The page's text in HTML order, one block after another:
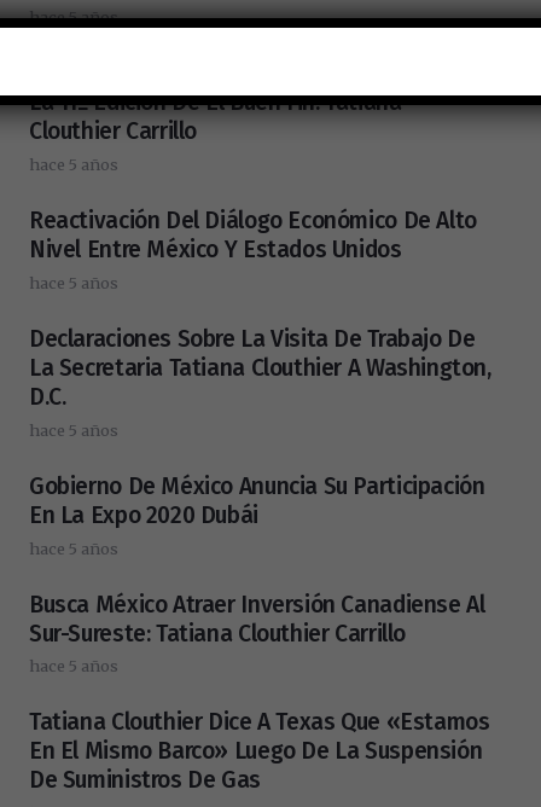
hace 5 años
La 11ª Edición De El Buen Fin: Tatiana
Clouthier Carrillo
hace 5 años
Reactivación Del Diálogo Económico De Alto
Nivel Entre México Y Estados Unidos
hace 5 años
Declaraciones Sobre La Visita De Trabajo De
La Secretaria Tatiana Clouthier A Washington,
D.C.
hace 5 años
Gobierno De México Anuncia Su Participación
En La Expo 2020 Dubái
hace 5 años
Busca México Atraer Inversión Canadiense Al
Sur-Sureste: Tatiana Clouthier Carrillo
hace 5 años
Tatiana Clouthier Dice A Texas Que «estamos
En El Mismo Barco» Luego De La Suspensión
De Suministros De Gas